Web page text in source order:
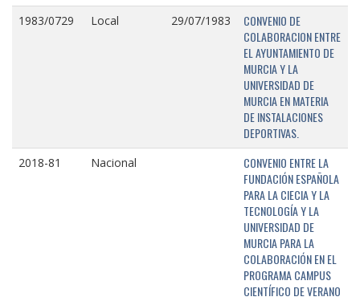
1983/0729 Local 29/07/1983
CONVENIO DE
COLABORACION ENTRE
EL AYUNTAMIENTO DE
MURCIA Y LA
UNIVERSIDAD DE
MURCIA EN MATERIA
DE INSTALACIONES
DEPORTIVAS.
2018-81 Nacional
CONVENIO ENTRE LA
FUNDACIÓN ESPAÑOLA
PARA LA CIECIA Y LA
TECNOLOGÍA Y LA
UNIVERSIDAD DE
MURCIA PARA LA
COLABORACIÓN EN EL
PROGRAMA CAMPUS
CIENTÍFICO DE VERANO